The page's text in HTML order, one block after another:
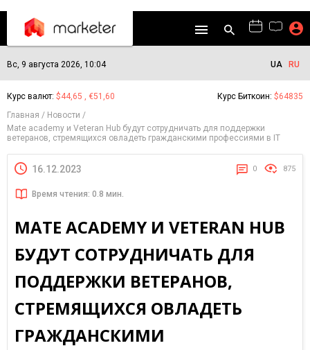
Вс, 9 августа 2026, 10:04 UA RU
Курс валют: $44,65 , €51,60 Курс Биткоин: $64835
Главная
Новости
Mate academy и Veteran Hub будут сотрудничать для поддержки
ветеранов, стремящихся овладеть гражданскими профессиями в ІТ
16.12.2023 0 875
Время чтения: 0.8 мин.
MATE ACADEMY И VETERAN HUB
БУДУТ СОТРУДНИЧАТЬ ДЛЯ
ПОДДЕРЖКИ ВЕТЕРАНОВ,
СТРЕМЯЩИХСЯ ОВЛАДЕТЬ
ГРАЖДАНСКИМИ